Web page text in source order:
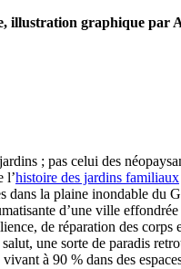
illustration graphique par
; pas celui des
l’histoire des jardins familiaux
la plaine inondable
d’une ville
de réparation des
une sorte de paradis
à 90 % dans des